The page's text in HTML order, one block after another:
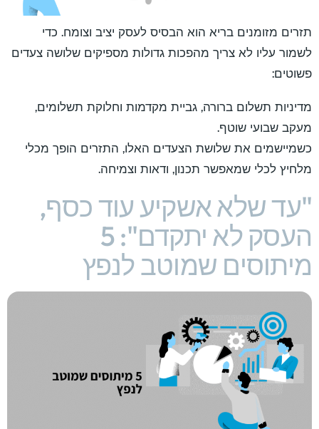
תזרים מזומנים בריא הוא הבסיס לעסק יציב וצומח. כדי
לשמור עליו לא צריך מהפכות גדולות מספיקים שלושה צעדים
פשוטים:
מדיניות תשלום ברורה, גביית מקדמות וחלוקת תשלומים,
מעקב שבועי שוטף.
כשמיישמים את שלושת הצעדים האלו, התזרים הופך מכלי
מלחיץ לכלי שמאפשר תכנון, ודאות וצמיחה.
"עד שלא אשקיע עוד כסף,
העסק לא יתקדם": 5
מיתוסים שמוטב לנפץ